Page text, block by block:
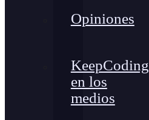
Opiniones
KeepCoding
en los
medios